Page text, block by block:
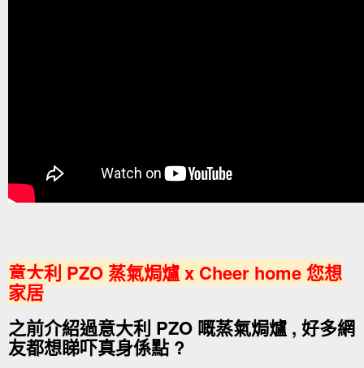
意大利 PZO 蒸氣焗爐 x Cheer home 您想
家居
之前介紹過意大利 PZO 嘅蒸氣焗爐 , 好多網
友都想睇吓真身係點 ?